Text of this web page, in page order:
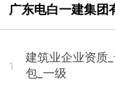
广东电白一建集团
1
建筑业企业资质
包_一级